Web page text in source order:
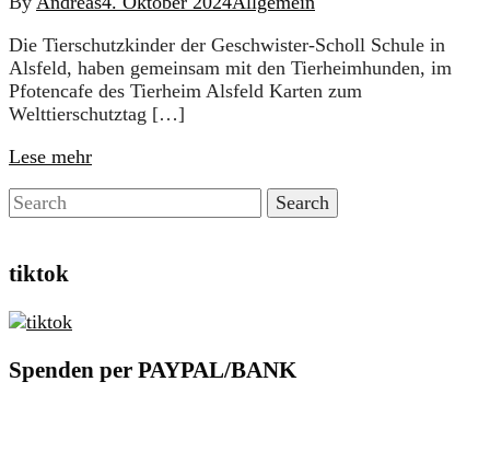
Die Tierschutzkinder der Geschwister-Scholl Schule in
Alsfeld, haben gemeinsam mit den Tierheimhunden, im
Pfotencafe des Tierheim Alsfeld Karten zum
Welttierschutztag […]
Lese mehr
tiktok
Spenden per PAYPAL/BANK